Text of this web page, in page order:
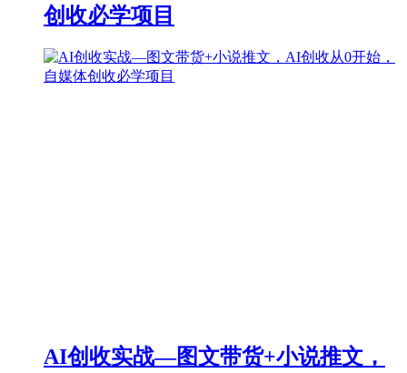
创收必学项目
AI创收实战—图文带货+小说推文，